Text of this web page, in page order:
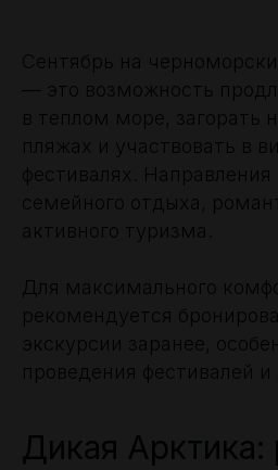
Сентябрь на
— это возможность
в теплом море, загорать
пляжах и участвовать в
фестивалях.
семейного отдыха,
активного туризма.
Для максимального
рекомендуется
экскурсии заранее,
проведения фестивалей и
Дикая